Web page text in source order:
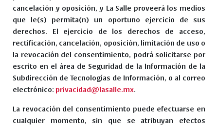
cancelación y oposición, y La Salle proveerá los medios
que le(s) permita(n) un oportuno ejercicio de sus
derechos. El ejercicio de los derechos de acceso,
rectificación, cancelación, oposición, limitación de uso o
la revocación del consentimiento, podrá solicitarse por
escrito en el área de Seguridad de la Información de la
Subdirección de Tecnologías de Información, o al correo
electrónico: privacidad@lasalle.mx.
La revocación del consentimiento puede efectuarse en
cualquier momento, sin que se atribuyan efectos